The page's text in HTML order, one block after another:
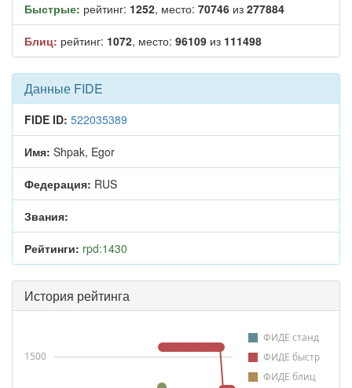
Быстрые: рейтинг: 1252, место: 70746 из 277884
Блиц: рейтинг: 1072, место: 96109 из 111498
Данные FIDE
FIDE ID: 522035389
Имя: Shpak, Egor
Федерация: RUS
Звания:
Рейтинги: rpd:1430
История рейтинга
ФИДЕ станд
ФИДЕ быстр
ФИДЕ блиц
1500